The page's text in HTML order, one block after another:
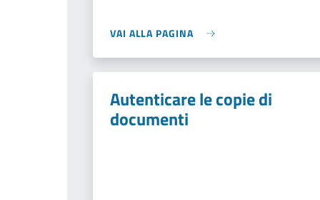
VAI ALLA PAGINA
Autenticare le copie di
documenti